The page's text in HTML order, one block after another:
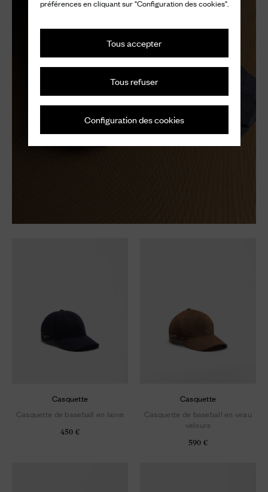
préférences en cliquant sur "Configuration des cookies".
Tous accepter
Tous refuser
Configuration des cookies
Casquette
Casquette de baseball en laine
450 €
Casquette
Casquette de baseball en veau
velours
590 €